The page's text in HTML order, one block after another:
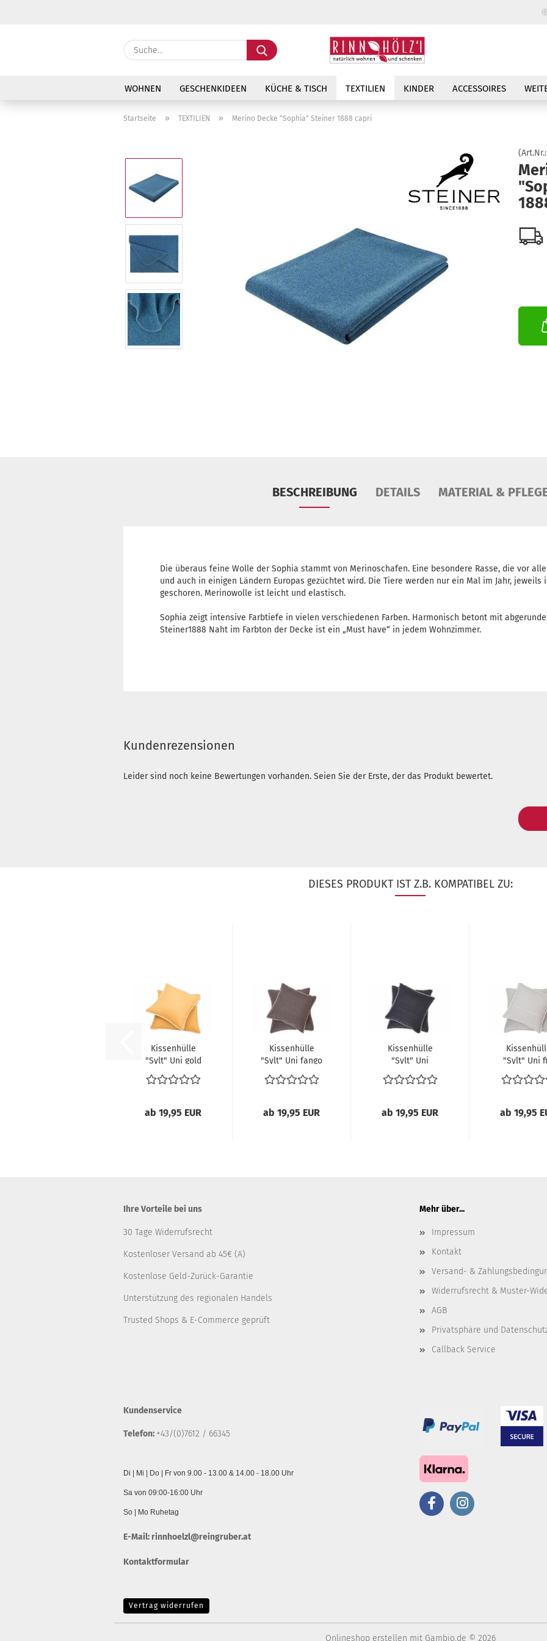
Lieferland
Konto erstellen
Passwort
Suche...
WOHNEN GESCHENKIDEEN KÜCHE & TISCH TEXTILIEN KINDER ACCESSOIRES
Startseite » TEXTILIEN » Merino Decke "Sophia" Steiner 1888 capri
BESCHREIBUNG DETAILS MATERIAL &
Die überaus feine Wolle der Sophia stammt von Merinoschafen. Eine besondere Rasse, die vor
und auch in einigen Ländern Europas gezüchtet wird. Die Tiere werden nur ein Mal im Jahr, jeweils
geschoren. Merinowolle ist leicht und elastisch.
Sophia zeigt intensive Farbtiefe in vielen verschiedenen Farben. Harmonisch betont mit
Steiner1888 Naht im Farbton der Decke ist ein „Must have“ in jedem Wohnzimmer.
Kundenrezensionen
Leider sind noch keine Bewertungen vorhanden. Seien Sie der Erste, der das Produkt bewertet.
DIESES PRODUKT IST Z.B. KOMPATIBEL ZU:
Kissenhülle
"Sylt" Uni gold
ab 19,95 EUR
Kissenhülle
"Sylt" Uni fango
ab 19,95 EUR
Kissenhülle
"Sylt" Uni
anthrazit...
ab 19,95 EUR
"Sylt" Uni
ab 19,95
Ihre Vorteile bei uns
30 Tage Widerrufsrecht
Kostenloser Versand ab 45€ (A)
Kostenlose Geld-Zurück-Garantie
Unterstützung des regionalen Handels
Trusted Shops & E-Commerce geprüft
Mehr über...
Impressum
Kontakt
Versand- &
Widerrufsrecht & Muster-
AGB
Privatsphäre und
Callback Service
Kundenservice
Telefon: +43/(0)7612 / 66345
Di | Mi | Do | Fr von 9.00 - 13.00 & 14.00 - 18.00 Uhr
Sa von 09:00-16:00 Uhr
So | Mo Ruhetag
E-Mail: rinnhoelzl@reingruber.at
Kontaktformular
Vertrag widerrufen
Onlineshop erstellen mit Gambio.de © 2026